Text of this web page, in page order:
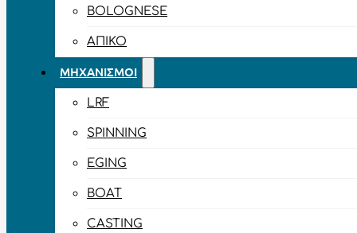
BOLOGNESE
ΑΠΊΚΟ
ΜΗΧΑΝΙΣΜΟΊ
LRF
SPINNING
EGING
BOAT
CASTING